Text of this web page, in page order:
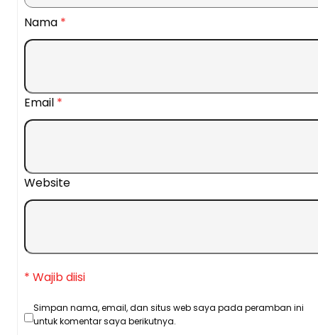
Nama *
Email *
Website
* Wajib diisi
Simpan nama, email, dan situs web saya pada peramban ini
untuk komentar saya berikutnya.